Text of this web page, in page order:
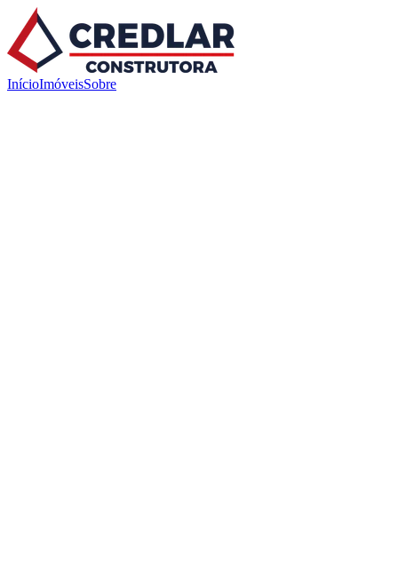
InícioImóveisSobre